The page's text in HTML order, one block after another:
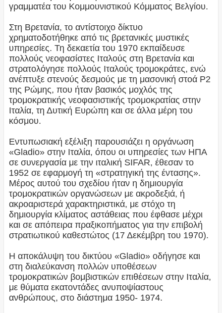
γραμματέα του Κομμουνιστικού Κόμματος Βελγίου.
Στη Βρετανία, το αντίστοιχο δίκτυο
χρηματοδοτήθηκε από τις βρετανικές μυστικές
υπηρεσίες. Τη δεκαετία του 1970 εκπαίδευσε
πολλούς νεοφασίστες Ιταλούς στη Βρετανία και
στρατολόγησε πολλούς Ιταλούς τρομοκράτες, ενώ
ανέπτυξε στενούς δεσμούς με τη μασονική στοά Ρ2
της Ρώμης, που ήταν βασικός μοχλός της
τρομοκρατικής νεοφασιστικής τρομοκρατίας στην
Ιταλία, τη Δυτική Ευρώπη και σε άλλα μέρη του
κόσμου.
Εντυπωσιακή εξέλιξη παρουσιάζει η οργάνωση
«Gladio» στην Ιταλία, όπου οι υπηρεσίες των ΗΠΑ
σε συνεργασία με την ιταλική SIFAR, έθεσαν το
1952 σε εφαρμογή τη «στρατηγική της έντασης».
Μέρος αυτού του σχεδίου ήταν η δημιουργία
τρομοκρατικών οργανώσεων με ακροδεξιά, ή
ακροαριστερά χαρακτηριστικά, με στόχο τη
δημιουργία κλίματος αστάθειας που έφθασε μέχρι
και σε απόπειρα πραξικοπήματος για την επιβολή
στρατιωτικού καθεστώτος (17 Δεκέμβρη του 1970).
Η αποκάλυψη του δικτύου «Gladio» οδήγησε και
στη διαλεύκανση πολλών υποθέσεων
τρομοκρατικών βομβιστικών επιθέσεων στην Ιταλία,
με θύματα εκατοντάδες ανυποψίαστους
ανθρώπους, στο διάστημα 1950- 1974.